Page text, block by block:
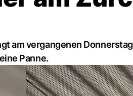
am vergangenen
Panne.